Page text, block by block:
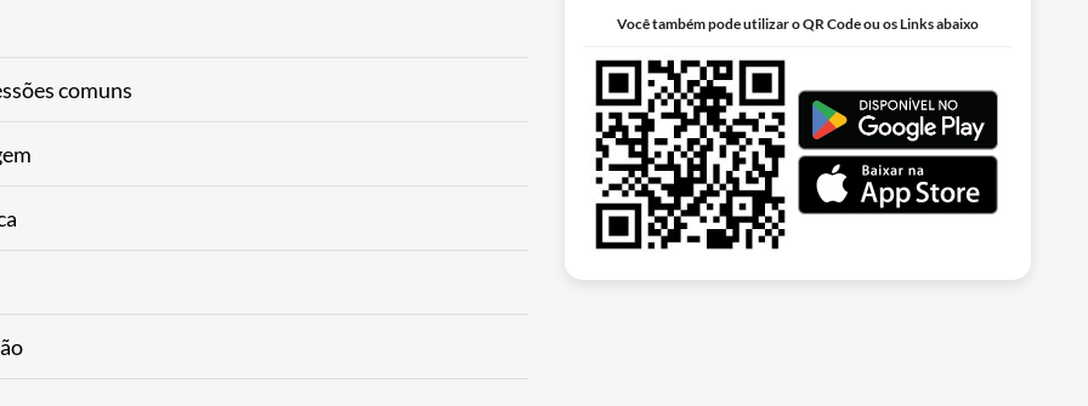
comuns
Você também pode utilizar o QR Code ou os Links abaixo